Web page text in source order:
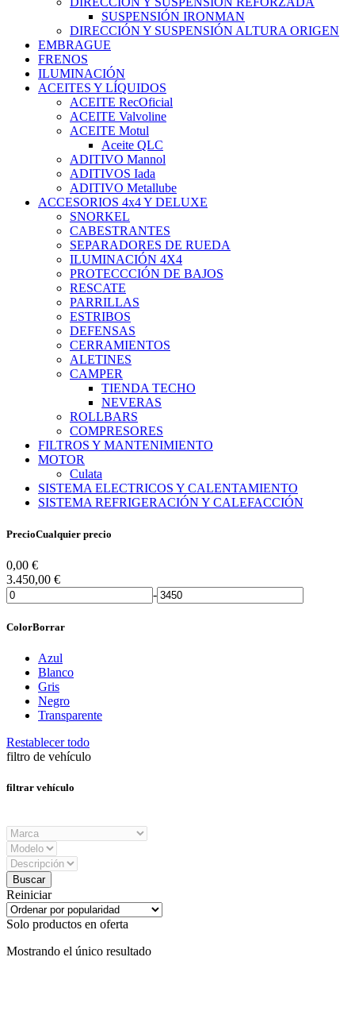
SUSPENSIÓN IRONMAN
DIRECCIÓN Y SUSPENSIÓN ALTURA ORIGEN
EMBRAGUE
FRENOS
ILUMINACIÓN
ACEITES Y LÍQUIDOS
ACEITE RecOficial
ACEITE Valvoline
ACEITE Motul
Aceite QLC
ADITIVO Mannol
ADITIVOS Iada
ADITIVO Metallube
ACCESORIOS 4x4 Y DELUXE
SNORKEL
CABESTRANTES
SEPARADORES DE RUEDA
ILUMINACIÓN 4X4
PROTECCCIÓN DE BAJOS
RESCATE
PARRILLAS
ESTRIBOS
DEFENSAS
CERRAMIENTOS
ALETINES
CAMPER
TIENDA TECHO
NEVERAS
ROLLBARS
COMPRESORES
FILTROS Y MANTENIMIENTO
MOTOR
Culata
SISTEMA ELECTRICOS Y CALENTAMIENTO
SISTEMA REFRIGERACIÓN Y CALEFACCIÓN
PrecioCualquier precio
0,00 €
3.450,00 €
-
ColorBorrar
Azul
Blanco
Gris
Negro
Transparente
Restablecer todo
filtro de vehículo
filtrar vehículo
Reiniciar
Solo productos en oferta
Mostrando el único resultado